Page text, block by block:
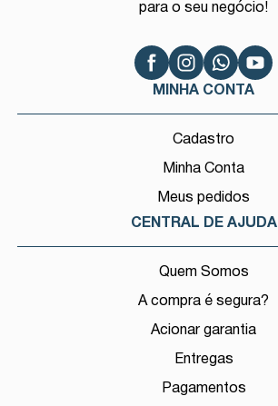
para o seu negócio!
MINHA CONTA
Cadastro
Minha Conta
Meus pedidos
CENTRAL DE AJUDA
Quem Somos
A compra é segura?
Acionar garantia
Entregas
Pagamentos